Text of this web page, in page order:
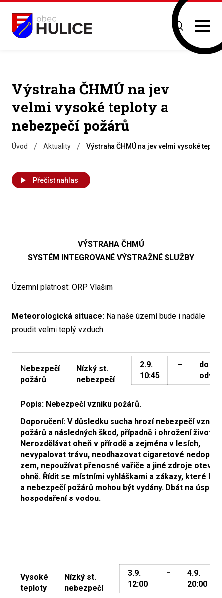
Výstraha ČHMÚ na jev
velmi vysoké teploty a
nebezpečí požárů
Úvod / Aktuality / Výstraha ČHMÚ na jev velmi vysoké
Přečíst nahlas
VÝSTRAHA ČHMÚ
SYSTÉM INTEGROVANÉ VÝSTRAŽNÉ SLUŽBY
Územní platnost: ORP Vlašim
Meteorologická situace: Na naše území bude i nadále
proudit velmi teplý vzduch.
Nebezpečí
požárů
Nízký st.
nebezpečí
2.9.
10:45
–
do
Popis: Nebezpečí vzniku požárů.
Doporučení: V důsledku sucha hrozí nebezpečí vzniku
požárů a následných škod, případně i ohrožení životů.
Nerozdělávat oheň v přírodě a zejména v lesích,
nevypalovat trávu, neodhazovat cigaretové
zem, nepoužívat přenosné vařiče a jiné zdroje
ohně. Řídit se místními vyhláškami a zákazy, které k
a nebezpečí požárů mohou být vydány. Dbát na
hospodaření s vodou.
Vysoké
teploty
Nízký st.
nebezpečí
3.9.
12:00
–
4.9.
20:00